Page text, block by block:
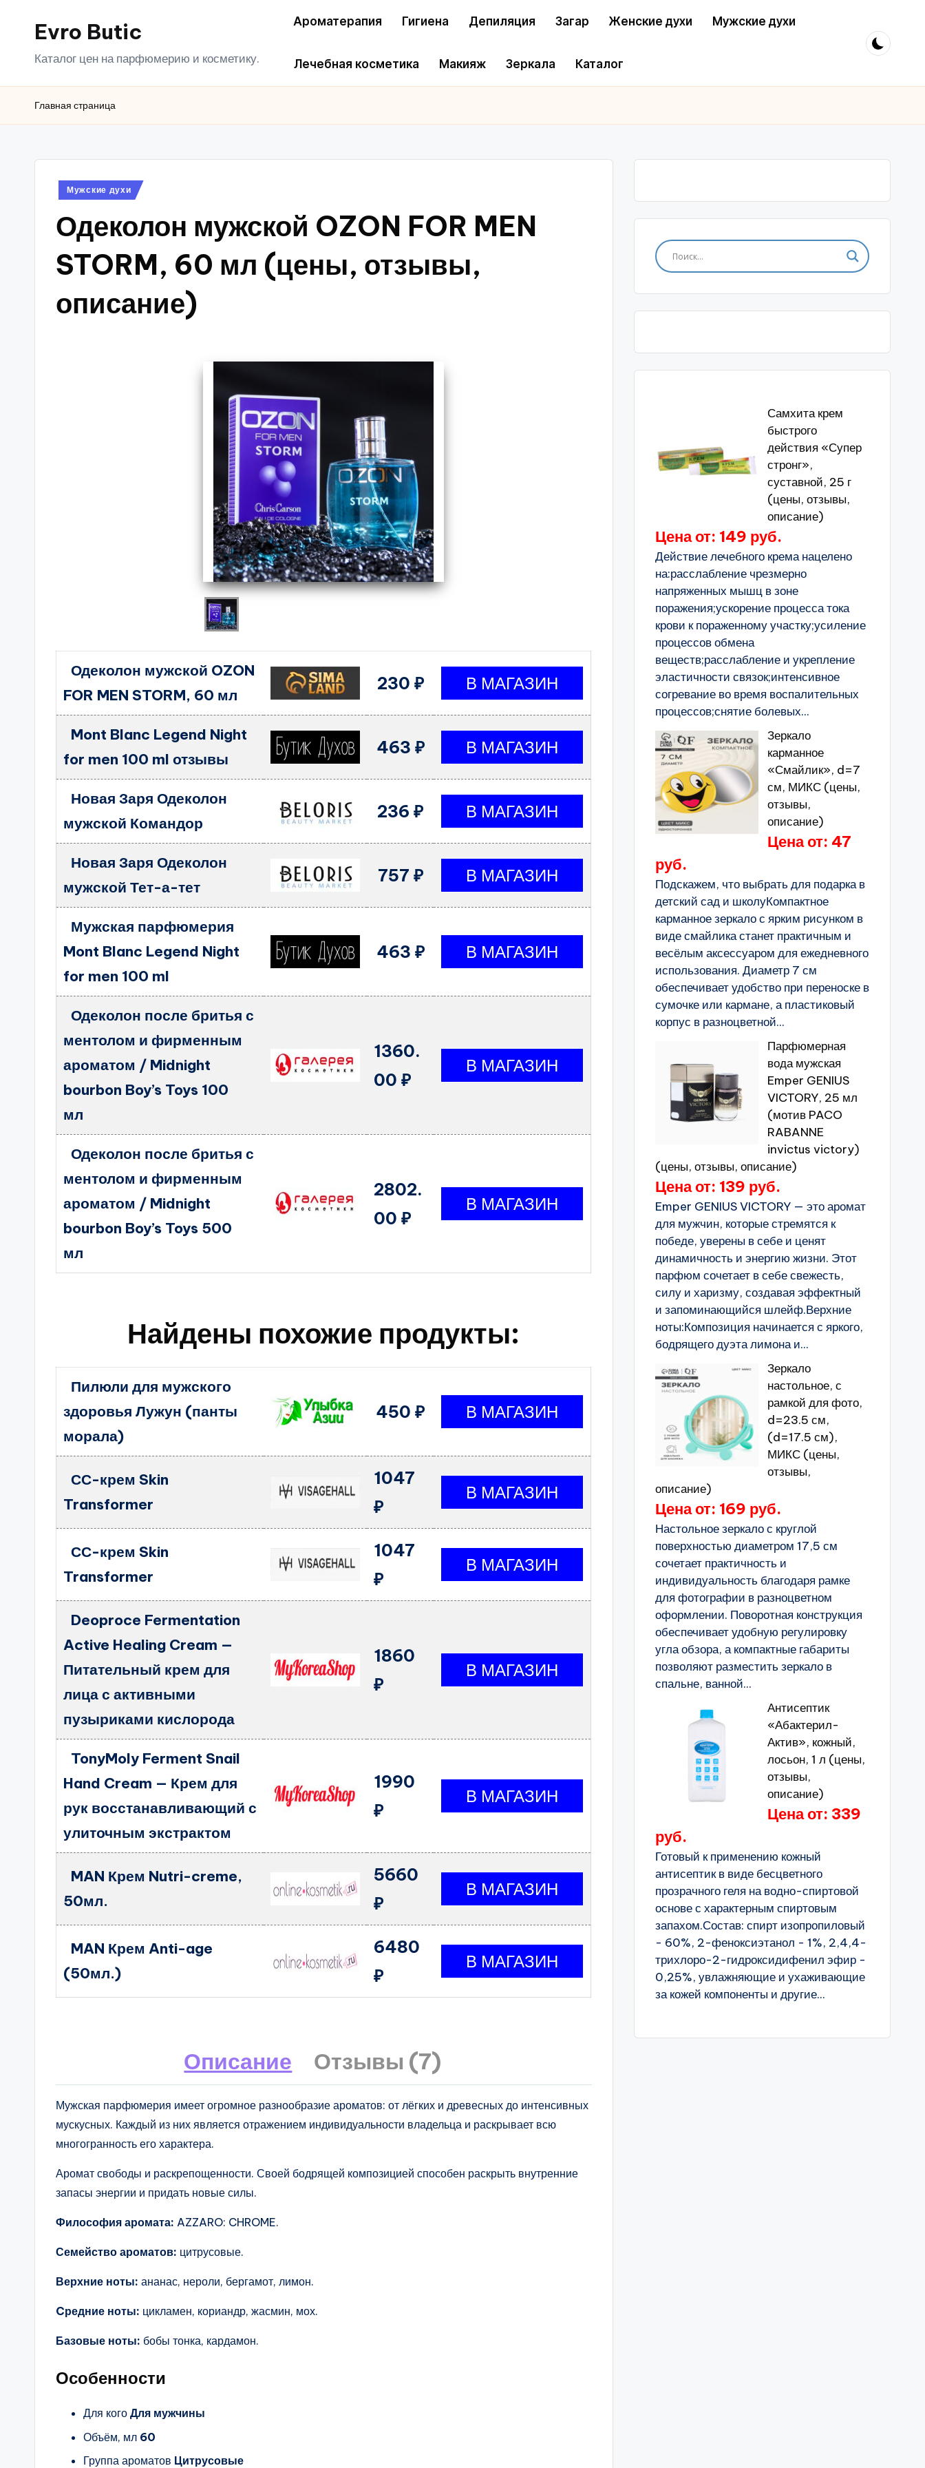
ПерейтиEvro Butic
Каталог цен на парфюмерию и косметику.
Ароматерапия Гигиена Депиляция Загар Женские духи Мужские духи
Лечебная косметика Макияж Зеркала Каталог
Главная страница
Опубликовано
Мужские духи
Одеколон мужской OZON FOR MEN
STORM, 60 мл (цены, отзывы,
описание)
Одеколон мужской OZON
FOR MEN STORM, 60 мл
230 ₽
Mont Blanc Legend Night
for men 100 ml отзывы
463 ₽
Новая Заря Одеколон
мужской Командор
236 ₽
Новая Заря Одеколон
мужской Тет-а-тет
757 ₽
Мужская парфюмерия
Mont Blanc Legend Night
for men 100 ml
463 ₽
Одеколон после бритья с
ментолом и фирменным
ароматом / Midnight
bourbon Boy’s Toys 100
мл
1360.
00 ₽
Одеколон после бритья с
ментолом и фирменным
ароматом / Midnight
bourbon Boy’s Toys 500
мл
2802.
00 ₽
Найдены похожие продукты:
Пилюли для мужского
здоровья Лужун (панты
морала)
450 ₽
СС-крем Skin
Transformer
1047
₽
СС-крем Skin
Transformer
1047
₽
Deoproce Fermentation
Active Healing Cream —
Питательный крем для
лица с активными
пузыриками кислорода
1860
₽
TonyMoly Ferment Snail
Hand Cream — Крем для
рук восстанавливающий с
улиточным экстрактом
1990
₽
MAN Крем Nutri-creme,
50мл.
5660
₽
MAN Крем Anti-age
(50мл.)
6480
₽
Описание Отзывы (7)
Мужская парфюмерия имеет огромное разнообразие ароматов: от лёгких и древесных до интенсивных
мускусных. Каждый из них является отражением индивидуальности владельца и раскрывает всю
многогранность его характера.
Аромат свободы и раскрепощенности. Своей бодрящей композицией способен раскрыть внутренние
запасы энергии и придать новые силы.
Философия аромата: AZZARO: CHROME.
Семейство ароматов: цитрусовые.
Верхние ноты: ананас, нероли, бергамот, лимон.
Cредние ноты: цикламен, кориандр, жасмин, мох.
Базовые ноты: бобы тонка, кардамон.
Особенности
Для кого Для мужчины
Объём, мл 60
Группа ароматов Цитрусовые
Самхита крем
быстрого
действия «Супер
стронг»,
суставной, 25 г
(цены, отзывы,
описание)
Цена от: 149 руб.
Действие лечебного крема нацелено
на:расслабление чрезмерно
напряженных мышц в зоне
поражения;ускорение процесса тока
крови к пораженному участку;усиление
процессов обмена
веществ;расслабление и укрепление
эластичности связок;интенсивное
согревание во время воспалительных
процессов;снятие болевых...
Зеркало
карманное
«Смайлик», d=7
см, МИКС (цены,
отзывы,
описание)
Цена от: 47
руб.
Подскажем, что выбрать для подарка в
детский сад и школуКомпактное
карманное зеркало с ярким рисунком в
виде смайлика станет практичным и
весёлым аксессуаром для ежедневного
использования. Диаметр 7 см
обеспечивает удобство при переноске в
сумочке или кармане, а пластиковый
корпус в разноцветной...
Парфюмерная
вода мужская
Emper GENIUS
VICTORY, 25 мл
(мотив PACO
RABANNE
invictus victory)
(цены, отзывы, описание)
Цена от: 139 руб.
Emper GENIUS VICTORY — это аромат
для мужчин, которые стремятся к
победе, уверены в себе и ценят
динамичность и энергию жизни. Этот
парфюм сочетает в себе свежесть,
силу и харизму, создавая эффектный
и запоминающийся шлейф.Верхние
ноты:Композиция начинается с яркого,
бодрящего дуэта лимона и...
Зеркало
настольное, с
рамкой для фото,
d=23.5 см,
(d=17.5 см),
МИКС (цены,
отзывы,
описание)
Цена от: 169 руб.
Настольное зеркало с круглой
поверхностью диаметром 17,5 см
сочетает практичность и
индивидуальность благодаря рамке
для фотографии в разноцветном
оформлении. Поворотная конструкция
обеспечивает удобную регулировку
угла обзора, а компактные габариты
позволяют разместить зеркало в
спальне, ванной...
Антисептик
«Абактерил-
Актив», кожный,
лосьон, 1 л (цены,
отзывы,
описание)
Цена от: 339
руб.
Готовый к применению кожный
антисептик в виде бесцветного
прозрачного геля на водно-спиртовой
основе с характерным спиртовым
запахом.Состав: спирт изопропиловый
- 60%, 2-феноксиэтанол - 1%, 2,4,4-
трихлоро-2-гидроксидифенил эфир -
0,25%, увлажняющие и ухаживающие
за кожей компоненты и другие...